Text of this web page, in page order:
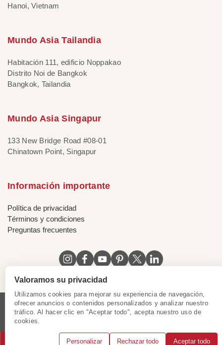
Hanoi, Vietnam
Mundo Asia Tailandia
Habitación 111, edificio Noppakao
Distrito Noi de Bangkok
Bangkok, Tailandia
Mundo Asia Singapur
133 New Bridge Road #08-01
Chinatown Point, Singapur
Información importante
Política de privacidad
Términos y condiciones
Preguntas frecuentes
Licencia de Vietnam | Certificado de Singapur
|
Certificado de Hong Kong, China
© 2018 - 2025 Mundo Asia. Reservados todos los derechos.
Valoramos su privacidad
Utilizamos cookies para mejorar su experiencia de navegación,
ofrecer anuncios o contenidos personalizados y analizar nuestro
tráfico. Al hacer clic en "Aceptar todo", acepta nuestro uso de
cookies.
Personalizar Rechazar todo Aceptar todo